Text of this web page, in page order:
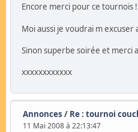
Encore merci pour ce tournois !
Moi aussi je voudrai m
Sinon superbe soirée et merci
xxxxxxxxxxxx
Annonces / Re : tournoi
11 Mai 2008 à 22:13:47